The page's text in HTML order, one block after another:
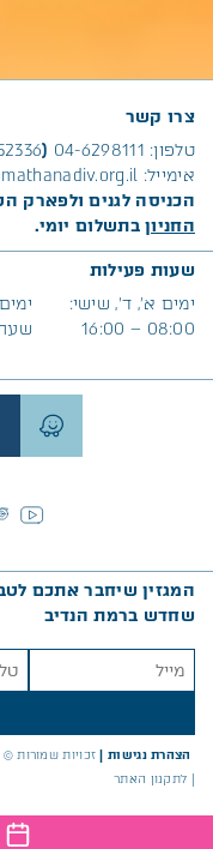
צרו קשר
טלפון: 04-6298111
(
אימייל:
הכניסה לגנים ולפארק
החניוןבתשלום יומי.
שעות פעילות
ימים א׳, ד’, שישי:
08:00 – 16:00
המגזין שיחבר אתכם
שחדש ברמת הנדיב
הצהרת נגישות| זכויות שמורות © 2019, רמת הנדיב |
לתקנון האתר